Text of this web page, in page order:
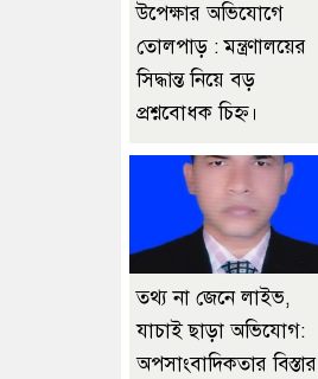
উপেক্ষার অভিযোগে
তোলপাড় : মন্ত্রণালয়ের
সিদ্ধান্ত নিয়ে বড়
প্রশ্নবোধক চিহ্ন।
তথ্য না জেনে লাইভ,
যাচাই ছাড়া অভিযোগ:
অপসাংবাদিকতার বিস্তার